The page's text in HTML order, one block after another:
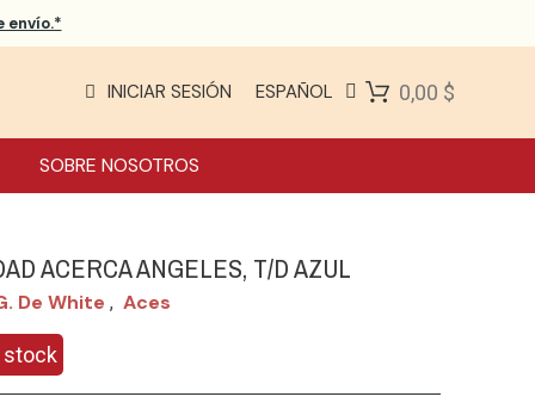
envío.*
INICIAR SESIÓN ESPAÑOL 0,00 $
SOBRE NOSOTROS
ACERCA ANGELES, T/D AZUL
De White , Aces
stock